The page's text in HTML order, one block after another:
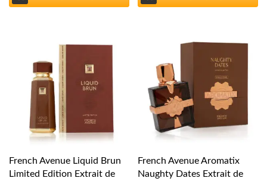
French Avenue Liquid Brun
Limited Edition Extrait de
French Avenue Aromatix
Naughty Dates Extrait de